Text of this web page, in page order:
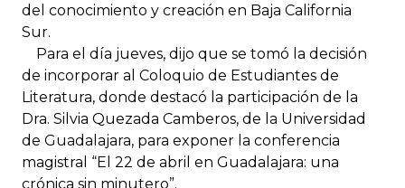
del conocimiento y creación en Baja California
Sur.
Para el día jueves, dijo que se tomó la decisión
de incorporar al Coloquio de Estudiantes de
Literatura, donde destacó la participación de la
Dra. Silvia Quezada Camberos, de la Universidad
de Guadalajara, para exponer la conferencia
magistral “El 22 de abril en Guadalajara: una
crónica sin minutero”.